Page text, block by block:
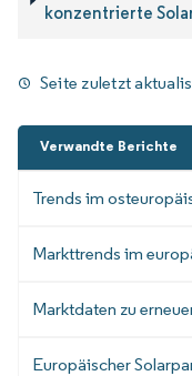
konzentrierte
Seite zuletzt
Verwandte Berichte
Trends im
Markttrends im
Marktdaten zu
Europäischer